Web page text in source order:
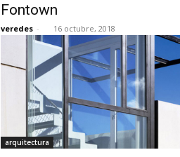
Fontown
veredes - 16 octubre, 2018
arquitectura